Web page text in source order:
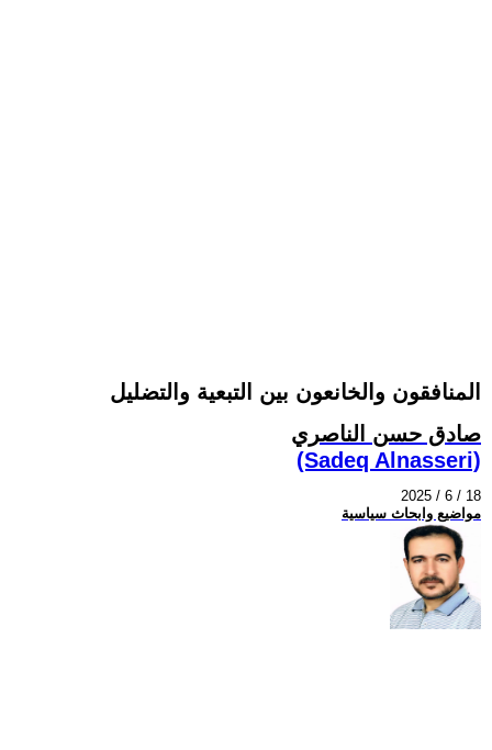
المنافقون والخانعون بين التبعية والتضليل
صادق حسن الناصري
(Sadeq Alnasseri)
2025 / 6 / 18
مواضيع وابحاث سياسية